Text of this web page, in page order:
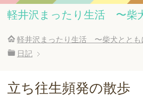
軽井沢まったり生活 〜柴
軽井沢まったり生活 〜柴犬ととも
日記
立ち往生頻発の散歩